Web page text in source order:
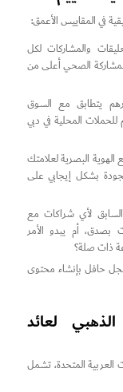
في المقاييس الأعمق:
والمشاركات لكل
الصحي أعلى من
يتطابق مع السوق
المحلية في دبي
البصرية لعلامتك
بشكل إيجابي على
لأي شراكات مع
بصدق، أم يبدو الأمر
ذات صلة؟
حافل بإنشاء محتوى
لعائد
العربية المتحدة، تشمل